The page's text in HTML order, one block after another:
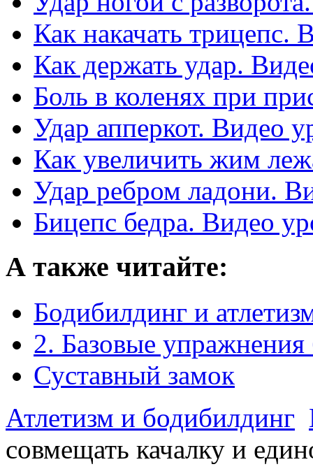
Как накачать трицепс.
Как держать удар.
Боль в коленях при
Удар апперкот. Видео
Как увеличить жим
Удар ребром ладони.
Бицепс бедра. Видео
А также читайте:
Бодибилдинг и
2. Базовые упражнения
Суставный замок
Атлетизм и бодибилдинг
совмещать качалку и